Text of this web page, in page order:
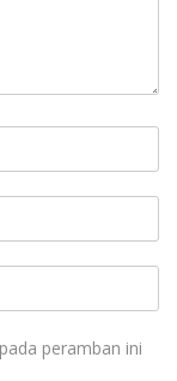
peramban ini